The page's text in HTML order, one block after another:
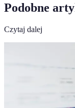
Podobne
Czytaj dalej